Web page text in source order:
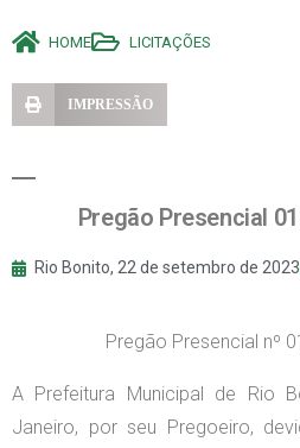
HOME LICITAÇÕES
IMPRESSÃO
Pregão Presencial
Rio Bonito, 22 de setembro de 2023
Pregão Presencial nº
A Prefeitura Municipal de Rio
Janeiro, por seu Pregoeiro,